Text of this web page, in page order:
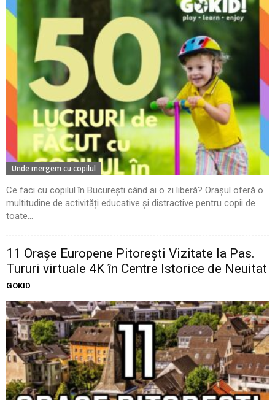
Unde mergem cu copilul
Ce faci cu copilul în București când ai o zi liberă? Orașul oferă o
multitudine de activități educative și distractive pentru copii de
toate...
11 Oraşe Europene Pitoreşti Vizitate la Pas.
Tururi virtuale 4K în Centre Istorice de Neuitat
GOKID